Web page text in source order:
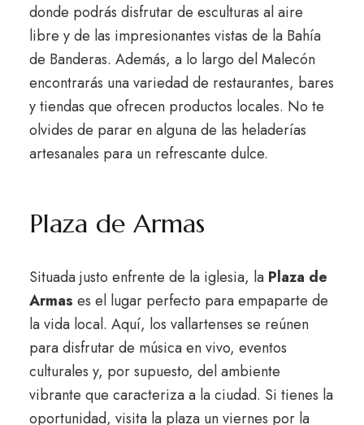
donde podrás disfrutar de esculturas al aire
libre y de las impresionantes vistas de la Bahía
de Banderas. Además, a lo largo del Malecón
encontrarás una variedad de restaurantes, bares
y tiendas que ofrecen productos locales. No te
olvides de parar en alguna de las heladerías
artesanales para un refrescante dulce.
Plaza de Armas
Situada justo enfrente de la iglesia, la Plaza de
Armas es el lugar perfecto para empaparte de
la vida local. Aquí, los vallartenses se reúnen
para disfrutar de música en vivo, eventos
culturales y, por supuesto, del ambiente
vibrante que caracteriza a la ciudad. Si tienes la
oportunidad, visita la plaza un viernes por la